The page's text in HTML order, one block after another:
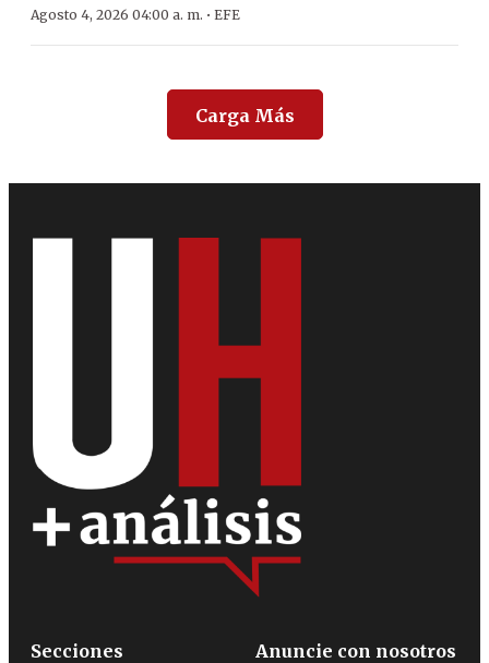
Agosto 4, 2026 04:00 a. m. · EFE
Carga Más
Secciones
Anuncie con nosotros